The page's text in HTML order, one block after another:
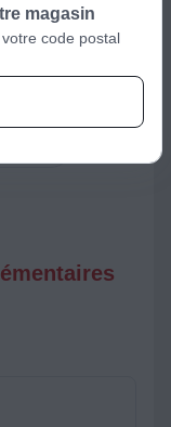
magasin
code postal